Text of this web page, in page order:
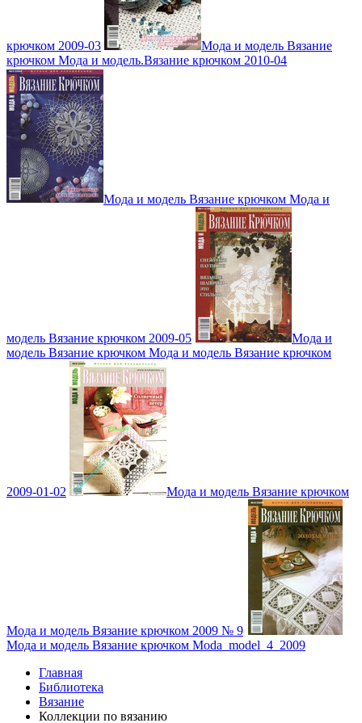
крючком 2009-03
Мода и модель Вязание
крючком Мода и модель.Вязание крючком 2010-04
Мода и модель Вязание крючком Мода и
модель Вязание крючком 2009-05
Мода и
модель Вязание крючком Мода и модель Вязание крючком
2009-01-02 Мода и модель Вязание крючком
Мода и модель Вязание крючком 2009 № 9
Мода и модель Вязание крючком Moda_model_4_2009
Главная
Библиотека
Вязание
Коллекции по вязанию